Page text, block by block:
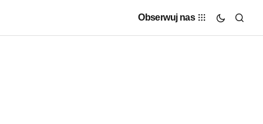
Obserwuj nas